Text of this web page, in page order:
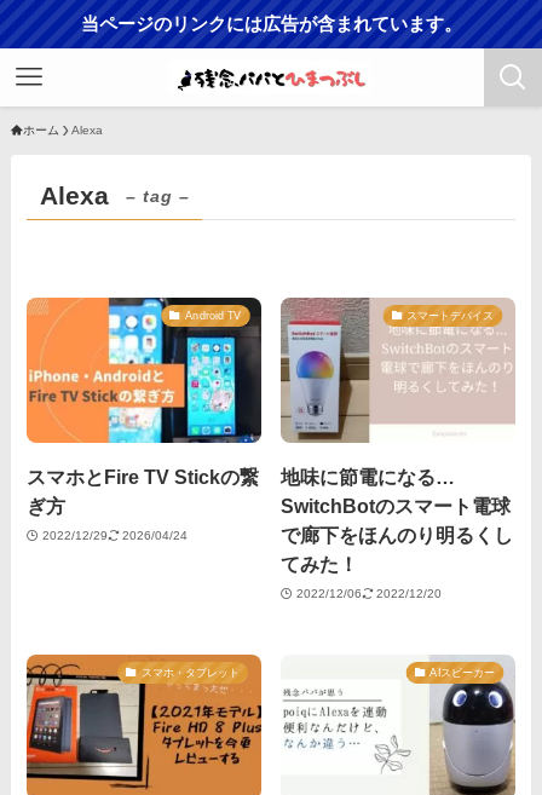
当ページのリンクには広告が含まれています。
ホーム Alexa
Alexa – tag –
Android TV
スマホとFire TV Stickの繋
ぎ方
2022/12/29 2026/04/24
スマートデバイス
地味に節電になる…
SwitchBotのスマート電球
で廊下をほんのり明るくし
てみた！
2022/12/06 2022/12/20
スマホ・タブレット AIスピーカー